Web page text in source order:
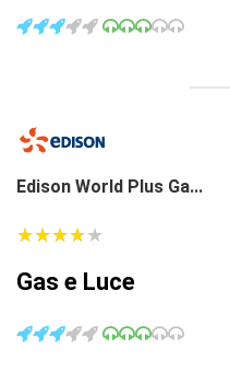
Edison World Plus Ga...
★★★★★
★★★★★
Gas e Luce